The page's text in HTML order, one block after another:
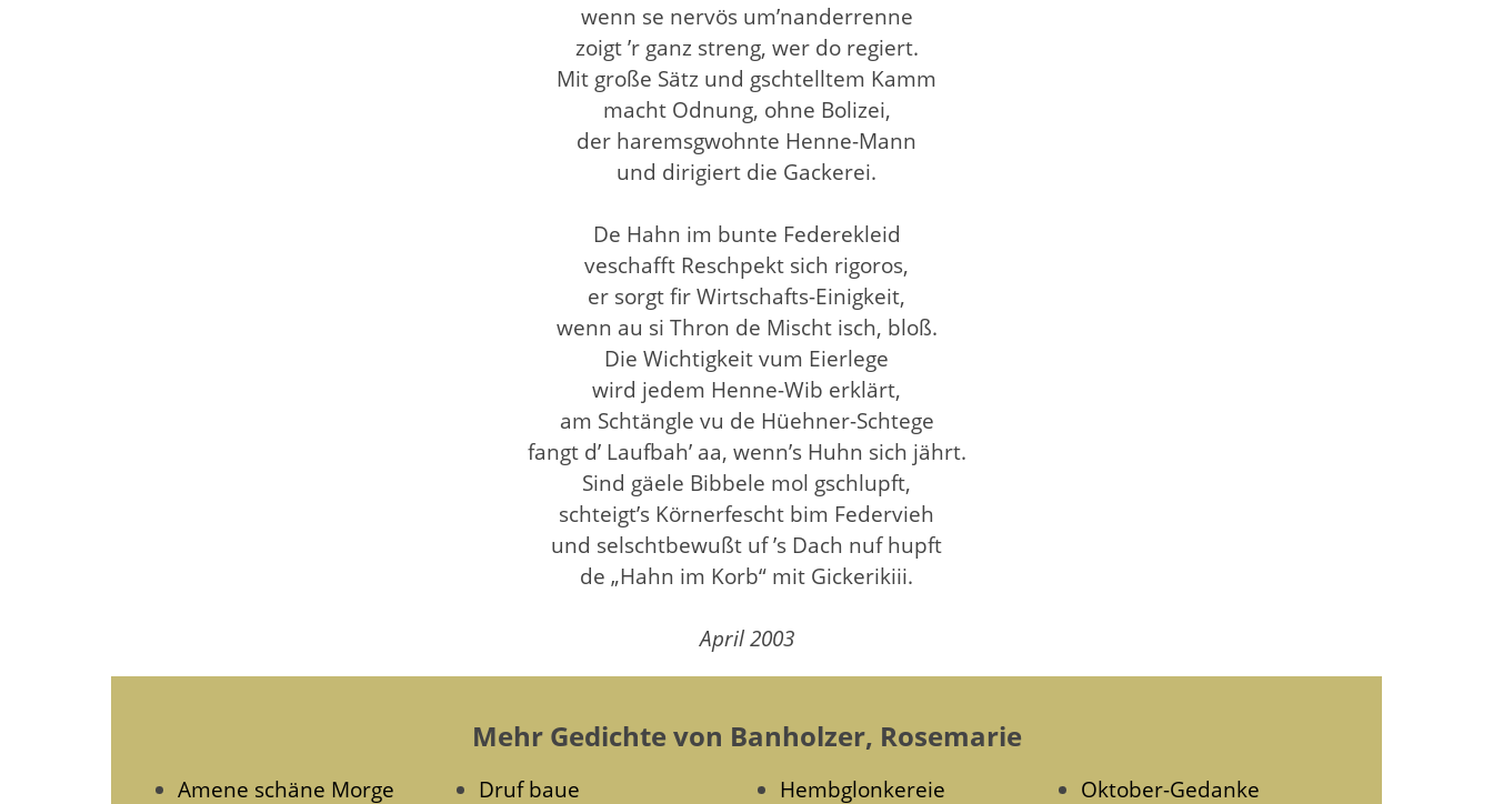
wenn se nervös um’nanderrenne
zoigt ’r ganz streng, wer do regiert.
Mit große Sätz und gschtelltem Kamm
macht Odnung, ohne Bolizei,
der haremsgwohnte Henne-Mann
und dirigiert die Gackerei.
De Hahn im bunte Federekleid
veschafft Reschpekt sich rigoros,
er sorgt fir Wirtschafts-Einigkeit,
wenn au si Thron de Mischt isch, bloß.
Die Wichtigkeit vum Eierlege
wird jedem Henne-Wib erklärt,
am Schtängle vu de Hüehner-Schtege
fangt d’ Laufbah’ aa, wenn’s Huhn sich jährt.
Sind gäele Bibbele mol gschlupft,
schteigt’s Körnerfescht bim Federvieh
und selschtbewußt uf ’s Dach nuf hupft
de „Hahn im Korb“ mit Gickerikiii.
April 2003
Mehr Gedichte von Banholzer, Rosemarie
Amene schäne Morge
Druf baue
Hembglonkereie
Oktober-Gedanke